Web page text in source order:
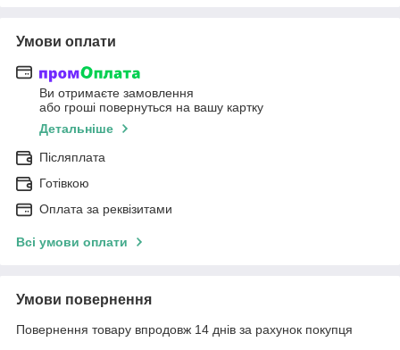
Умови оплати
Ви отримаєте замовлення
або гроші повернуться на вашу картку
Детальніше
Післяплата
Готівкою
Оплата за реквізитами
Всі умови оплати
Умови повернення
Повернення товару впродовж 14 днів за рахунок покупця